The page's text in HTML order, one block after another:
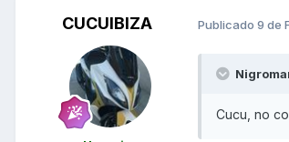
CUCUIBIZA Publicado 9 de
Cucu, no